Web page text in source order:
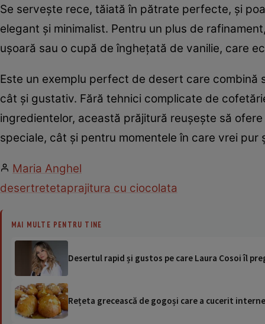
Se servește rece, tăiată în pătrate perfecte, și
elegant și minimalist. Pentru un plus de
ușoară sau o cupă de înghețată de vanilie, care
Este un exemplu perfect de desert care
cât și gustativ. Fără tehnici complicate de
ingredientelor, această prăjitură reușește să
speciale, cât și pentru momentele în care vrei
Maria Anghel
desertretetaprajitura cu ciocolata
MAI MULTE PENTRU TINE
Desertul rapid și gustos pe care Laura Cosoi îl
Rețeta grecească de gogoși care a cucerit